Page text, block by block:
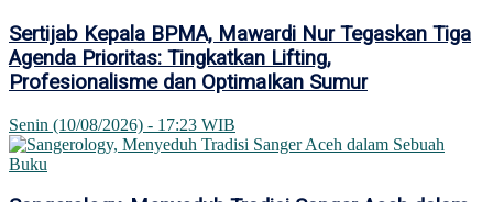
Sertijab Kepala BPMA, Mawardi Nur Tegaskan Tiga
Agenda Prioritas: Tingkatkan Lifting,
Profesionalisme dan OptimaIkan Sumur
Senin (10/08/2026) - 17:23 WIB